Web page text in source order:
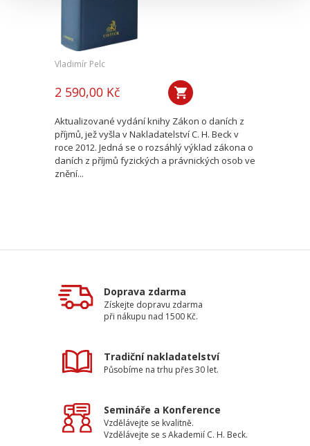
Vladimír Pelc
2 590,00 Kč
Aktualizované vydání knihy Zákon o daních z
příjmů, jež vyšla v Nakladatelství C. H. Beck v
roce 2012. Jedná se o rozsáhlý výklad zákona o
daních z příjmů fyzických a právnických osob ve
znění...
Doprava zdarma
Získejte dopravu zdarma
při nákupu nad 1500 Kč.
Tradiční nakladatelství
Působíme na trhu přes 30 let.
Semináře a Konference
Vzdělávejte se kvalitně.
Vzdělávejte se s Akademií C. H. Beck.